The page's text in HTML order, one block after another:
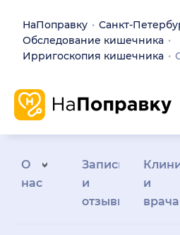
НаПоправку Санкт-
Обследование кишечника
Ирригоскопия кишечника
О
нас
Запись
и
отзывы
и